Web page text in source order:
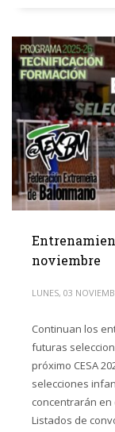
noviembre
LUNES, 03
Continuan los
futuras
próximo CESA
selecciones
concentrarán en
Listados de